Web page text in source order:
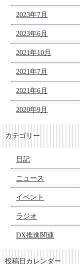
2023年7月
2023年6月
2021年10月
2021年7月
2021年6月
2020年9月
カテゴリー
日記
ニュース
イベント
ラジオ
DX推進関連
投稿日カレンダー